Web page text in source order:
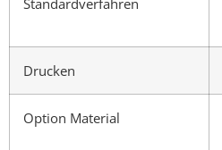
Standardverfahren
Drucken
Option Material